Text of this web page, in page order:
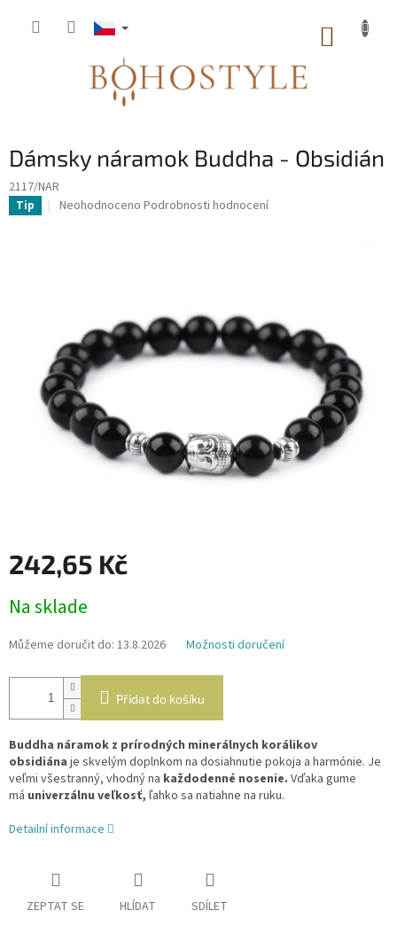
Dámsky náramok Buddha - Obsidián
2117/NAR
Tip
Průměrné
hvězdiček.
Neohodnoceno Podrobnosti hodnocení
242,65 Kč
cena:
Na sklade
Můžeme doručit do: 13.8.2026 Možnosti doručení
Přidat do košíku
Buddha náramok z prírodných minerálnych korálikov
obsidiána je skvelým doplnkom na dosiahnutie pokoja a harmónie. Je
veľmi všestranný, vhodný na každodenné nosenie. Vďaka gume
má univerzálnu veľkosť, ľahko sa natiahne na ruku.
Detailní informace
ZEPTAT SE HLÍDAT SDÍLET